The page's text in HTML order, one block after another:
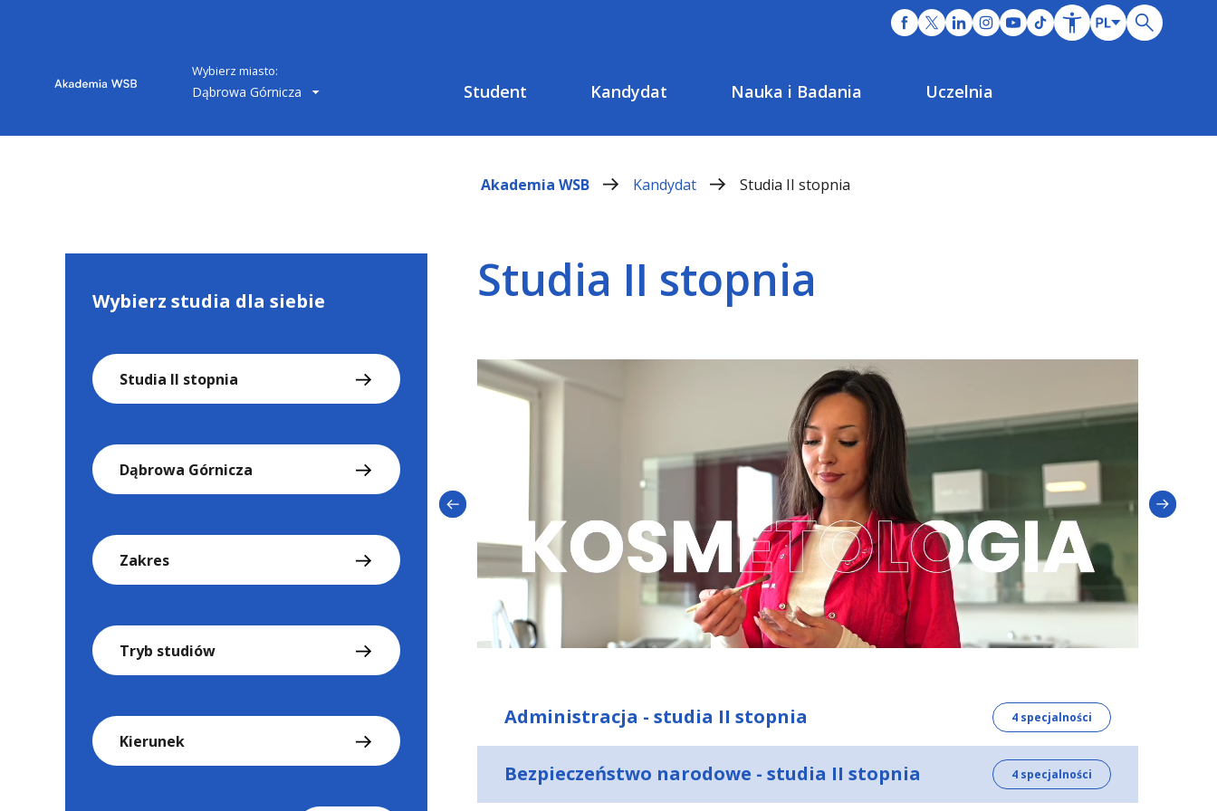
Wybierz miasto:
Dąbrowa Górnicza Student Kandydat Nauka i Badania Uczelnia
Akademia WSB Kandydat Studia II stopnia
Wybierz studia dla siebie
Studia II stopnia
Dąbrowa Górnicza
Zakres
Tryb studiów
Kierunek
Studia II stopnia
Administracja - studia II stopnia 4 specjalności
Administracja publiczna Więcej informacji
Bezpieczeństwo narodowe - studia II stopnia 4 specjalności